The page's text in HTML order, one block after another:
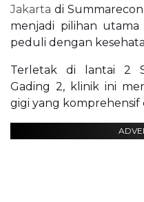
Jakarta di
menjadi pilihan
peduli dengan
Terletak di lantai 2
Gading 2, klinik ini
gigi yang komprehensif